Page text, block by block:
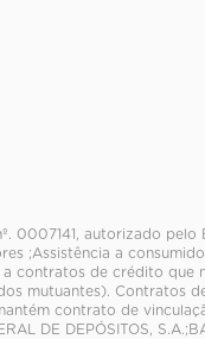
0007141, autorizado
;Assistência a
contratos de crédito que
mutuantes). Contratos
contrato de
DE DEPÓSITOS,